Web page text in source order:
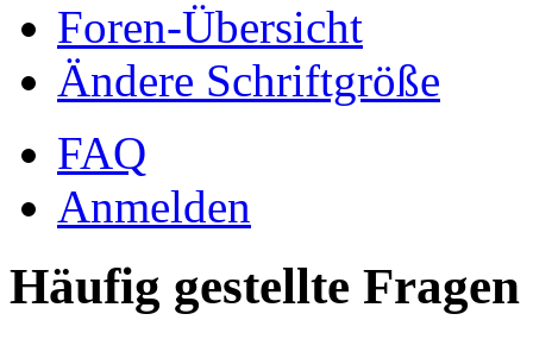
Foren-Übersicht
Ändere Schriftgröße
FAQ
Anmelden
Häufig gestellte Fragen